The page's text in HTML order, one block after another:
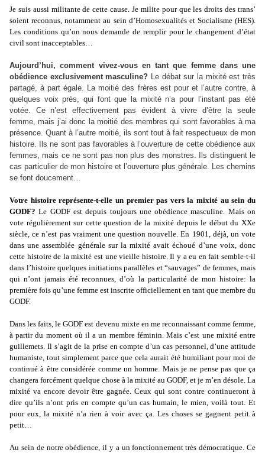
Je suis aussi militante de cette cause. Je milite pour que les droits des trans’
soient reconnus, notamment au sein d’Homosexualités et Socialisme (HES).
Les conditions qu’on nous demande de remplir pour le changement d’état
civil sont inacceptables…
Aujourd’hui, comment vivez-vous en tant que femme dans une
obédience exclusivement masculine? Le débat sur la mixité est très
partagé, à part égale. La moitié des frères est pour et l’autre contre, à
quelques voix près, qui font que la mixité n’a pour l’instant pas été
votée. Ce n’est effectivement pas évident à vivre d’être la seule
femme, mais j’ai donc la moitié des membres qui sont favorables à ma
présence. Quant à l’autre moitié, ils sont tout à fait respectueux de mon
histoire. Ils ne sont pas favorables à l’ouverture de cette obédience aux
femmes, mais ce ne sont pas non plus des monstres. Ils distinguent le
cas particulier de mon histoire et l’ouverture plus générale. Les chemins
se font doucement…
Votre histoire représente-t-elle un premier pas vers la mixité au sein du
GODF? Le GODF est depuis toujours une obédience masculine. Mais on
vote régulièrement sur cette question de la mixité depuis le début du XXe
siècle, ce n’est pas vraiment une question nouvelle. En 1901, déjà, un vote
dans une assemblée générale sur la mixité avait échoué d’une voix, donc
cette histoire de la mixité est une vieille histoire. Il y a eu en fait semble-t-il
dans l’histoire quelques initiations parallèles et “sauvages” de femmes, mais
qui n’ont jamais été reconnues, d’où la particularité de mon histoire: la
première fois qu’une femme est inscrite officiellement en tant que membre du
GODF.
Dans les faits, le GODF est devenu mixte en me reconnaissant comme femme,
à partir du moment où il a un membre féminin. Mais c’est une mixité entre
guillemets. Il s’agit de la prise en compte d’un cas personnel, d’une attitude
humaniste, tout simplement parce que cela aurait été humiliant pour moi de
continué à être considérée comme un homme. Mais je ne pense pas que ça
changera forcément quelque chose à la mixité au GODF, et je m’en désole. La
mixité va encore devoir être gagnée. Ceux qui sont contre continueront à
dire qu’ils n’ont pris en compte qu’un cas humain, le mien, voilà tout. Et
pour eux, la mixité n’a rien à voir avec ça. Les choses se gagnent petit à
petit…
Au sein de notre obédience, il y a un fonctionnement très démocratique. Ce